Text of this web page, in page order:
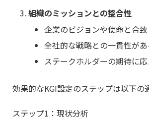
組織のミッションとの整合性
企業のビジョンや使命と合
全社的な戦略との一貫性があ
ステークホルダーの期待に
効果的なKGI設定のステップは以下の
ステップ1：現状分析